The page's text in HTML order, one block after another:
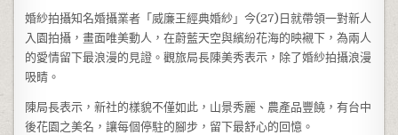
婚紗拍攝知名婚攝業者「威廉王經典婚紗」今(27)日就帶領一對新人
入園拍攝，畫面唯美動人，在蔚藍天空與繽紛花海的映襯下，為兩人
的愛情留下最浪漫的見證。觀旅局長陳美秀表示，除了婚紗拍攝浪漫
吸睛。
陳局長表示，新社的樣貌不僅如此，山景秀麗、農產品豐饒，有台中
後花園之美名，讓每個停駐的腳步，留下最舒心的回憶。